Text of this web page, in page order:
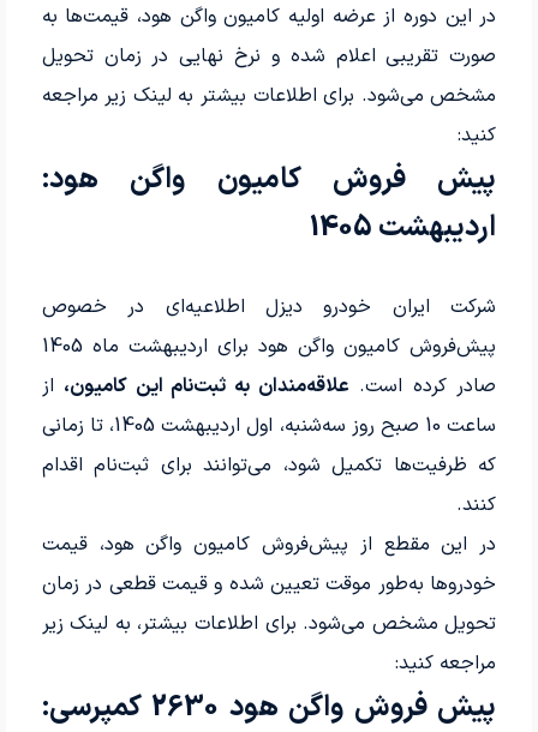
در این دوره از عرضه اولیه کامیون واگن هود، قیمت‌ها به
صورت تقریبی اعلام شده و نرخ نهایی در زمان تحویل
مشخص می‌شود. برای اطلاعات بیشتر به لینک زیر مراجعه
کنید:
پیش فروش کامیون واگن هود:
اردیبهشت 1405
شرکت ایران خودرو دیزل اطلاعیه‌ای در خصوص
پیش‌فروش کامیون واگن هود برای اردیبهشت ماه 1405
صادر کرده است. علاقه‌مندان به ثبت‌نام این کامیون، از
ساعت 10 صبح روز سه‌شنبه، اول اردیبهشت 1405، تا زمانی
که ظرفیت‌ها تکمیل شود، می‌توانند برای ثبت‌نام اقدام
کنند.
در این مقطع از پیش‌فروش کامیون واگن هود، قیمت
خودروها به‌طور موقت تعیین شده و قیمت قطعی در زمان
تحویل مشخص می‌شود. برای اطلاعات بیشتر، به لینک زیر
مراجعه کنید:
پیش فروش واگن هود 2630 کمپرسی: